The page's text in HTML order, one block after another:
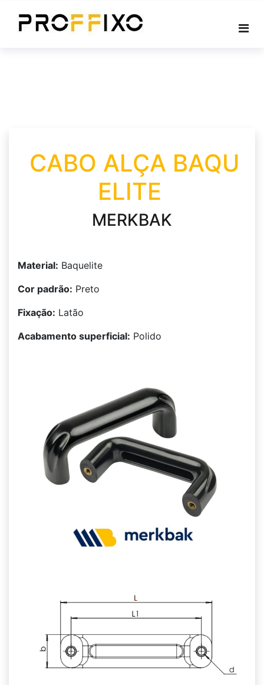
CABO ALÇA BAQU
ELITE
MERKBAK
Material: Baquelite
Cor padrão: Preto
Fixação: Latão
Acabamento superficial: Polido